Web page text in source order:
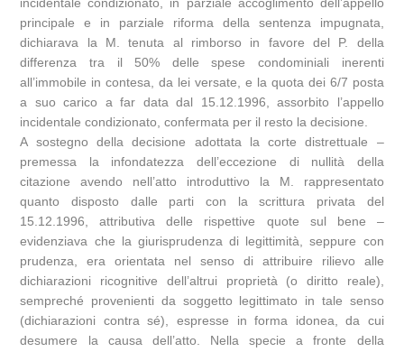
principale e in parziale riforma della sentenza impugnata,
dichiarava la M. tenuta al rimborso in favore del P. della
differenza tra il 50% delle spese condominiali inerenti
all’immobile in contesa, da lei versate, e la quota dei 6/7 posta
a suo carico a far data dal 15.12.1996, assorbito l’appello
incidentale condizionato, confermata per il resto la decisione.
A sostegno della decisione adottata la corte distrettuale –
premessa la infondatezza dell’eccezione di nullità della
citazione avendo nell’atto introduttivo la M. rappresentato
quanto disposto dalle parti con la scrittura privata del
15.12.1996, attributiva delle rispettive quote sul bene –
evidenziava che la giurisprudenza di legittimità, seppure con
prudenza, era orientata nel senso di attribuire rilievo alle
dichiarazioni ricognitive dell’altrui proprietà (o diritto reale),
sempreché provenienti da soggetto legittimato in tale senso
(dichiarazioni contra sé), espresse in forma idonea, da cui
desumere la causa dell’atto. Nella specie a fronte della